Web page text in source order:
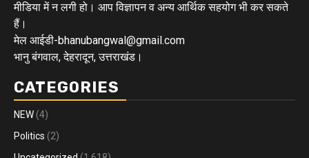
मीडिया में न लगी हो। आप विज्ञापन व अन्य आर्थिक सहयोग भी कर सकते
हैं।
मेल आईडी-bhanubangwal@gmail.com
भानु बंगवाल, देहरादून, उत्तराखंड।
CATEGORIES
NEW (4)
Politics (2)